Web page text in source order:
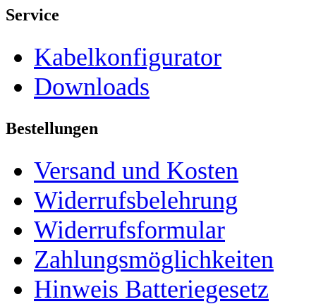
Service
Kabelkonfigurator
Downloads
Bestellungen
Versand und Kosten
Widerrufsbelehrung
Widerrufsformular
Zahlungsmöglichkeiten
Hinweis Batteriegesetz